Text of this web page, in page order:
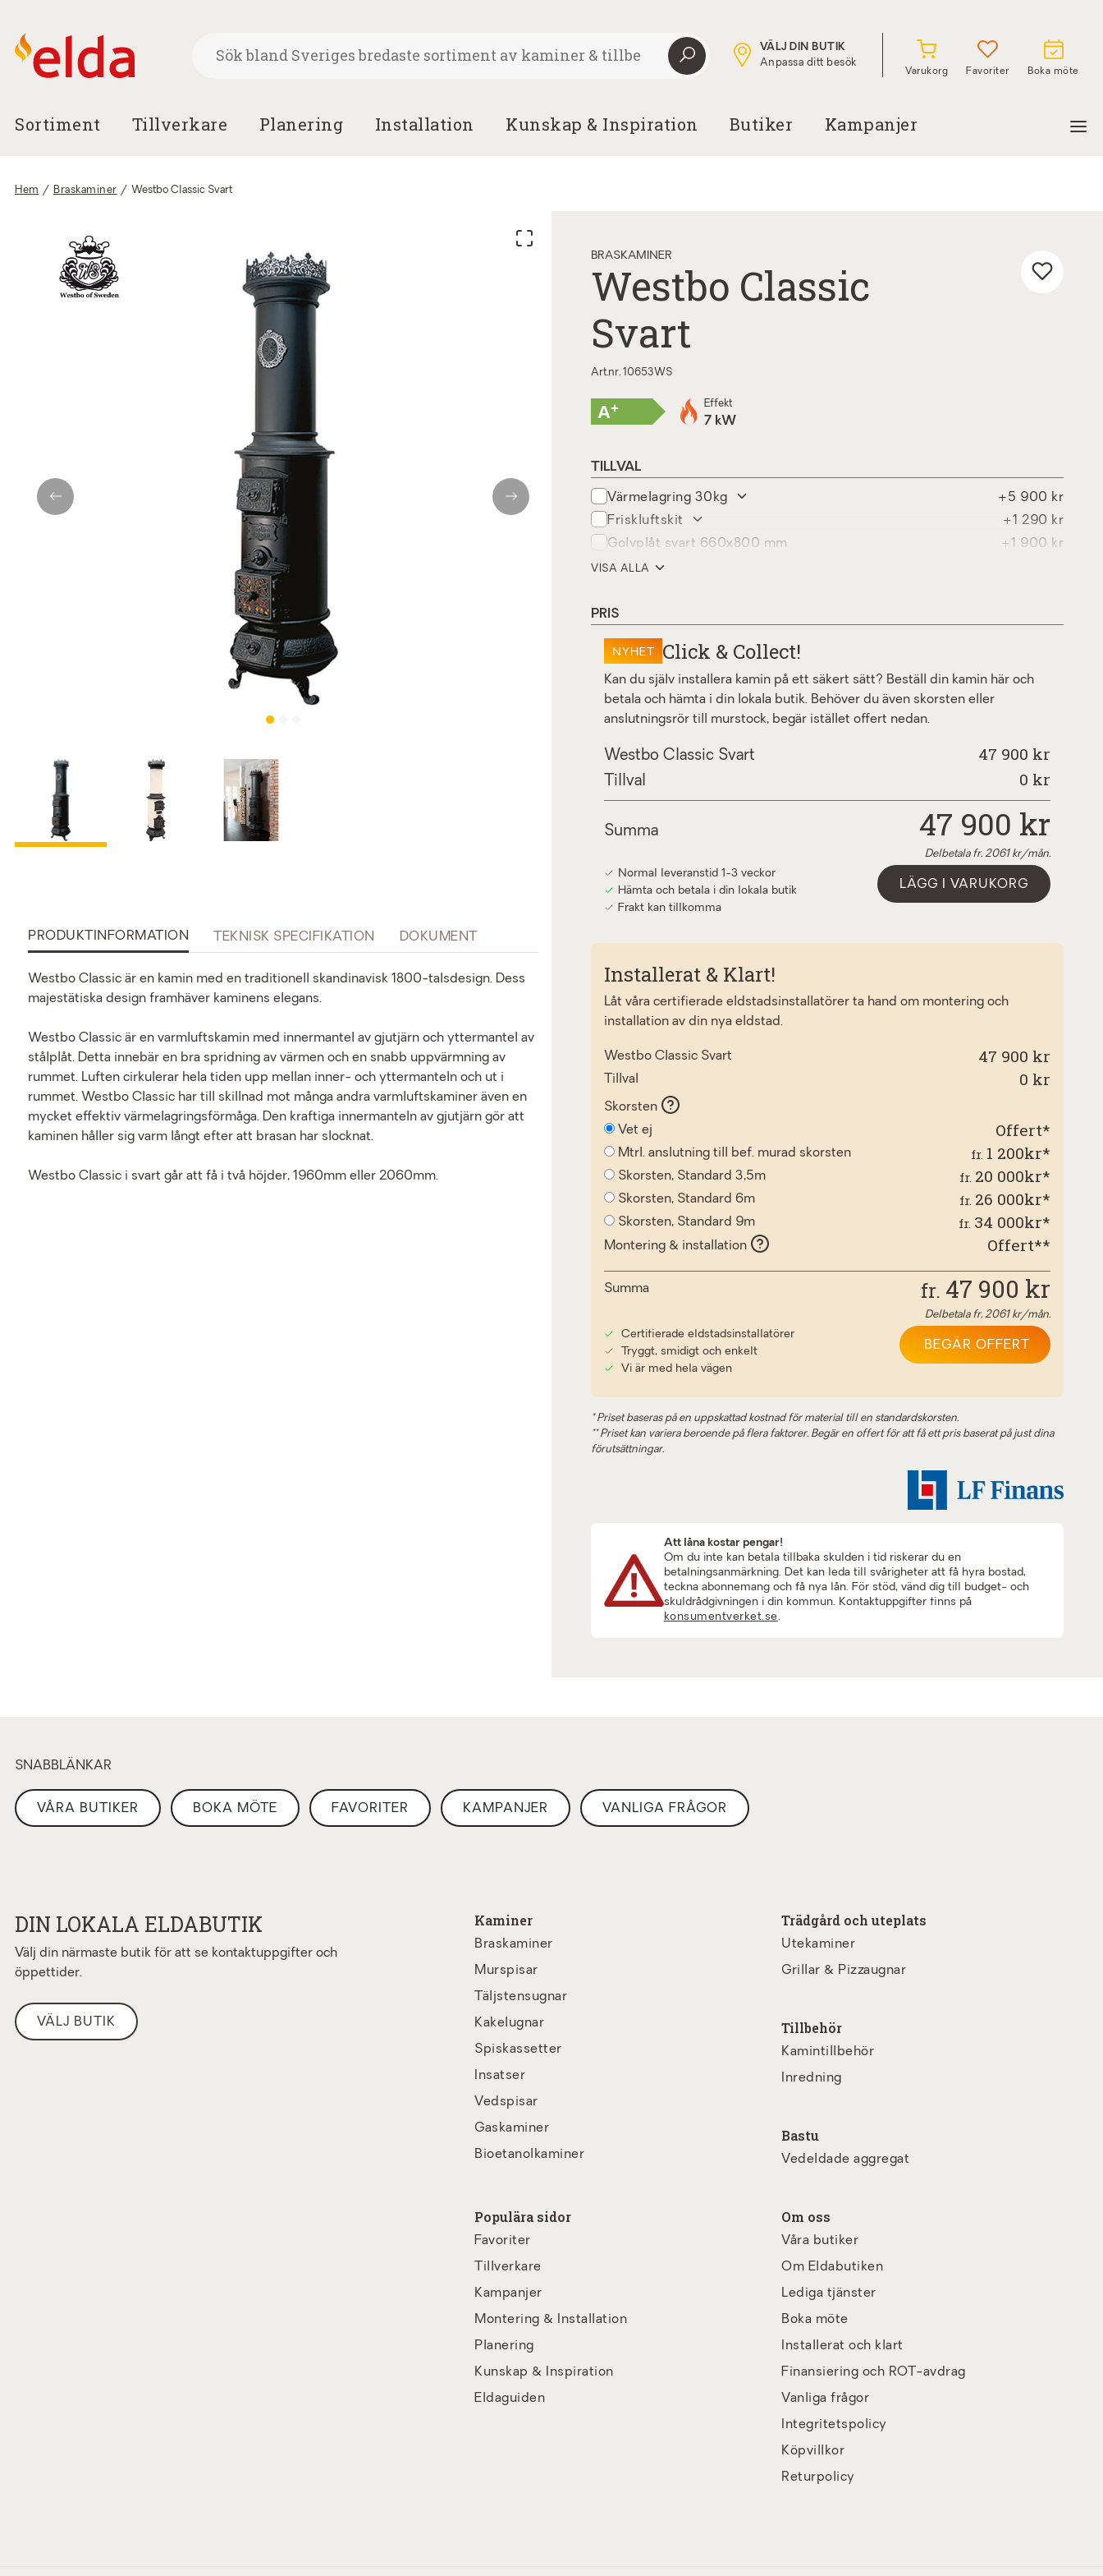
VÄLJ DIN BUTIK
Anpassa ditt besök
Varukorg Favoriter Boka möte
Sortiment Tillverkare Planering Installation Kunskap & Inspiration Butiker Kampanjer
Hem / Braskaminer / Westbo Classic Svart
Previous Next
PRODUKTINFORMATION TEKNISK SPECIFIKATION DOKUMENT
Westbo Classic är en kamin med en traditionell skandinavisk 1800-talsdesign. Dess
majestätiska design framhäver kaminens elegans.
Westbo Classic är en varmluftskamin med innermantel av gjutjärn och yttermantel av
stålplåt. Detta innebär en bra spridning av värmen och en snabb uppvärmning av
rummet. Luften cirkulerar hela tiden upp mellan inner- och yttermanteln och ut i
rummet. Westbo Classic har till skillnad mot många andra varmluftskaminer även en
mycket effektiv värmelagringsförmåga. Den kraftiga innermanteln av gjutjärn gör att
kaminen håller sig varm långt efter att brasan har slocknat.
Westbo Classic i svart går att få i två höjder, 1960mm eller 2060mm.
BRASKAMINER
Westbo Classic
Svart
Art.nr. 10653WS
A+ Effekt
7 kW
TILLVAL
värmelagring 30kg
+5 900 kr
friskluftskit
+1 290 kr
golvplåt svart 660x800 mm
+1 900 kr
westbo vridring för sidomontering
VISA ALLA
PRIS
NYHET Click & Collect!
Kan du själv installera kamin på ett säkert sätt? Beställ din kamin här och
betala och hämta i din lokala butik. Behöver du även skorsten eller
anslutningsrör till murstock, begär istället offert nedan.
Westbo Classic Svart 47 900 kr
Tillval 0 kr
Summa 47 900 kr
Delbetala fr. 2061kr/mån.
Normal leveranstid 1-3 veckor
Hämta och betala i din lokala butik
Frakt kan tillkomma
LÄGG I VARUKORG
Installerat & Klart!
Låt våra certifierade eldstadsinstallatörer ta hand om montering och
installation av din nya eldstad.
Westbo Classic Svart 47 900 kr
Tillval 0 kr
Skorsten
Vet ej
Offert*
Mtrl. anslutning till bef. murad skorsten fr. 1 200kr*
Skorsten, Standard 3,5m fr. 20 000kr*
Skorsten, Standard 6m fr. 26 000kr*
Skorsten, Standard 9m fr. 34 000kr*
Montering & installation Offert**
Summa fr. 47 900 kr
Delbetala fr. 2061kr/mån.
Certifierade eldstadsinstallatörer
Tryggt, smidigt och enkelt
Vi är med hela vägen
BEGÄR OFFERT
* Priset baseras på en uppskattad kostnad för material till en standardskorsten.
** Priset kan variera beroende på flera faktorer. Begär en offert för att få ett pris baserat på just dina
förutsättningar.
Att låna kostar pengar!
Om du inte kan betala tillbaka skulden i tid riskerar du en
betalningsanmärkning. Det kan leda till svårigheter att få hyra bostad,
teckna abonnemang och få nya lån. För stöd, vänd dig till budget- och
skuldrådgivningen i din kommun. Kontaktuppgifter finns på
konsumentverket.se.
SNABBLÄNKAR
VÅRA BUTIKER BOKA MÖTE FAVORITER KAMPANJER VANLIGA FRÅGOR
DIN LOKALA ELDABUTIK
Välj din närmaste butik för att se kontaktuppgifter och
öppettider.
VÄLJ BUTIK
Kaminer
Braskaminer
Murspisar
Täljstensugnar
Kakelugnar
Spiskassetter
Insatser
Vedspisar
Gaskaminer
Bioetanolkaminer
Trädgård och uteplats
Utekaminer
Grillar & Pizzaugnar
Tillbehör
Kamintillbehör
Inredning
Bastu
Vedeldade aggregat
Populära sidor
Favoriter
Tillverkare
Kampanjer
Montering & Installation
Planering
Kunskap & Inspiration
Eldaguiden
Om oss
Våra butiker
Om Eldabutiken
Lediga tjänster
Boka möte
Installerat och klart
Finansiering och ROT-avdrag
Vanliga frågor
Integritetspolicy
Köpvillkor
Returpolicy